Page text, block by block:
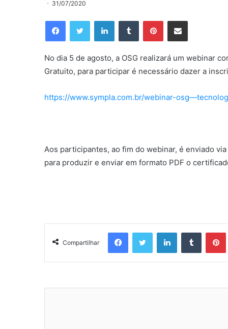
31/07/2020
No dia 5 de agosto, a OSG realizará um webinar
Gratuito, para participar é necessário dazer a
https://www.sympla.com.br/webinar-
Aos participantes, ao fim do webinar, é enviado
para produzir e enviar em formato PDF o
Compartilhar